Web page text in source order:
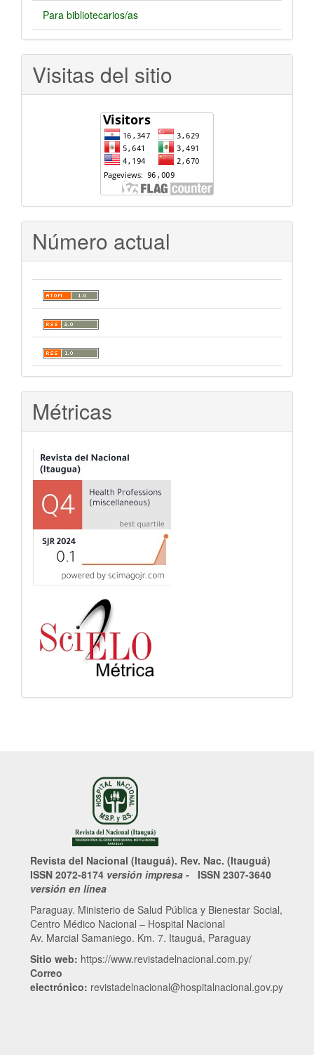
Para bibliotecarios/as
Visitas del sitio
Número actual
Métricas
Revista del Nacional (Itauguá). Rev. Nac. (Itauguá)
ISSN 2072-8174 versión impresa - ISSN 2307-3640
versión en línea
Paraguay. Ministerio de Salud Pública y Bienestar Social,
Centro Médico Nacional – Hospital Nacional
Av. Marcial Samaniego. Km. 7. Itauguá, Paraguay
Sitio web: https://www.revistadelnacional.com.py/
Correo
electrónico: revistadelnacional@hospitalnacional.gov.py